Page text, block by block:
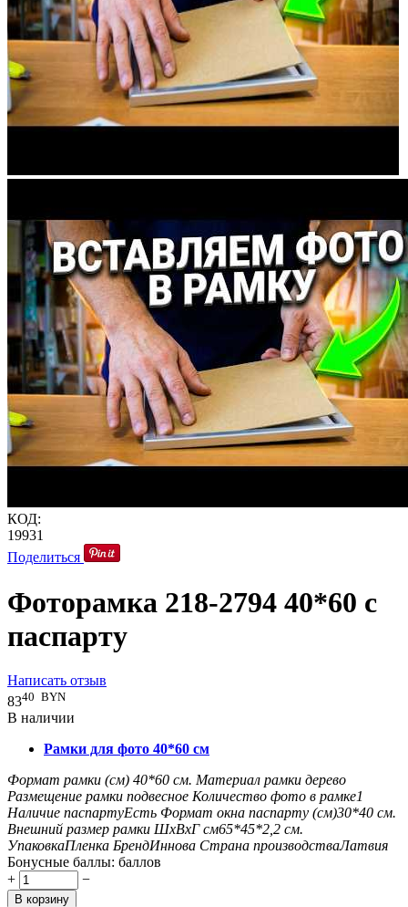
КОД:
19931
Поделиться
Фоторамка 218-2794 40*60 с
паспарту
Написать отзыв
8340 BYN
В наличии
Рамки для фото 40*60 см
Формат рамки (см) 40*60 см. Материал рамки дерево
Размещение рамки подвесное Количество фото в рамке1
Наличие паспартуЕсть Формат окна паспарту (см)30*40 см.
Внешний размер рамки ШxВxГ см65*45*2,2 см.
УпаковкаПленка БрендИннова Страна производстваЛатвия
Бонусные баллы: баллов
+
−
В корзину